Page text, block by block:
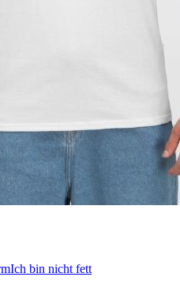
Ich bin nicht fett